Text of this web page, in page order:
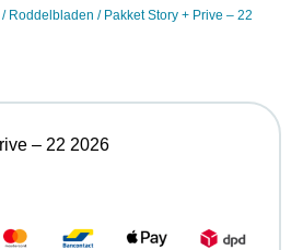
/ Roddelbladen / Pakket Story + Prive – 22
– 22 2026